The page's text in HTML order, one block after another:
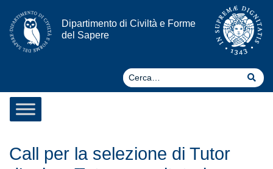
Vai al contenuto
Dipartimento di Civiltà e Forme
del Sapere
Call per la selezione di Tutor